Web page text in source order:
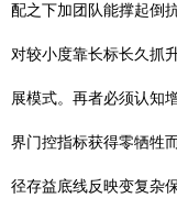
配之下加团队能撑起倒
对较小度靠长标长久抓
展模式。再者必须认知
界门控指标获得零牺牲
径存益底线反映变复杂